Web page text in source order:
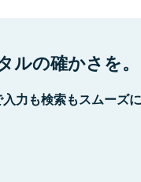
ルの確かさを。
力も検索もスムーズ